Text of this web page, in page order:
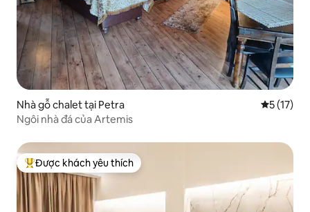
Nhà gỗ chalet tại Petra Xếp hạng
5 (17)
Ngôi nhà đá của Artemis
Được khách yêu thích nhất
Được khách yêu thích